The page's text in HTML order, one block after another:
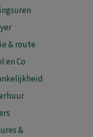
& route
en Co
&